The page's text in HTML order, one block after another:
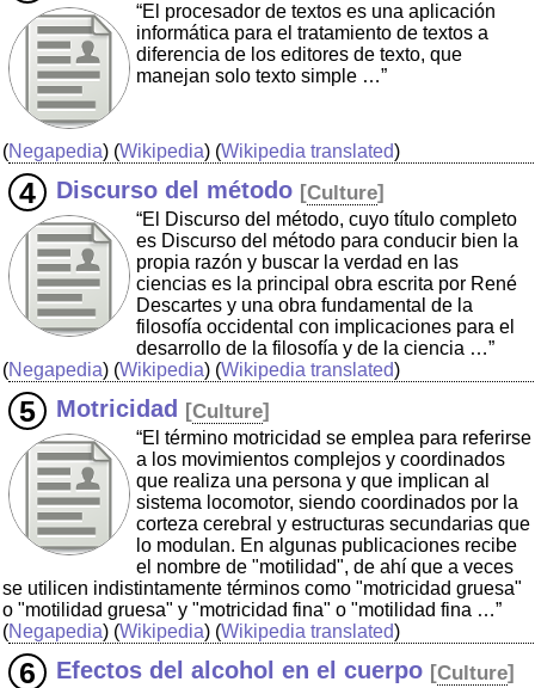
“El procesador de textos es una aplicación
informática para el tratamiento de textos a
diferencia de los editores de texto, que
manejan solo texto simple …”
(Negapedia) (Wikipedia) (Wikipedia translated)
Discurso del método [Culture]
“El Discurso del método, cuyo título completo
es Discurso del método para conducir bien la
propia razón y buscar la verdad en las
ciencias es la principal obra escrita por René
Descartes y una obra fundamental de la
filosofía occidental con implicaciones para el
desarrollo de la filosofía y de la ciencia …”
(Negapedia) (Wikipedia) (Wikipedia translated)
Motricidad [Culture]
“El término motricidad se emplea para referirse
a los movimientos complejos y coordinados
que realiza una persona y que implican al
sistema locomotor, siendo coordinados por la
corteza cerebral y estructuras secundarias que
lo modulan. En algunas publicaciones recibe
el nombre de "motilidad", de ahí que a veces
se utilicen indistintamente términos como "motricidad gruesa"
o "motilidad gruesa" y "motricidad fina" o "motilidad fina …”
(Negapedia) (Wikipedia) (Wikipedia translated)
Efectos del alcohol en el cuerpo [Culture]